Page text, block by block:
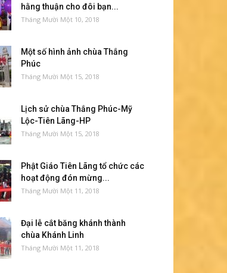
hằng thuận cho đôi bạn...
Tháng Mười Một 10, 2018
Một số hình ảnh chùa Thắng
Phúc
Tháng Mười Một 15, 2018
Lịch sử chùa Thắng Phúc-Mỹ
Lộc-Tiên Lãng-HP
Tháng Mười Một 15, 2018
Phật Giáo Tiên Lãng tổ chức các
hoạt động đón mừng...
Tháng Mười Một 11, 2018
Đại lễ cắt băng khánh thành
chùa Khánh Linh
Tháng Mười Một 11, 2018